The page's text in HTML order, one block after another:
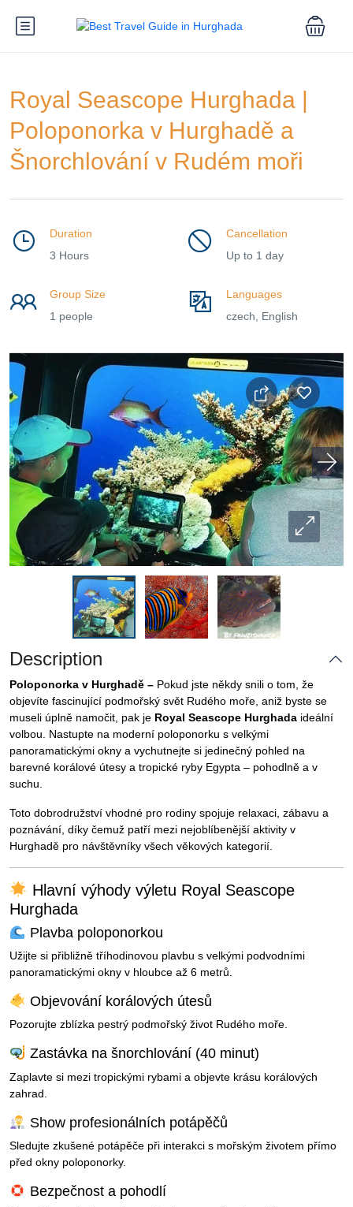
Royal Seascope Hurghada |
Poloponorka v Hurghadě a
Šnorchlování v Rudém moři
Duration
3 Hours
Cancellation
Up to 1 day
Group Size
1 people
Languages
czech, English
Description
Poloponorka v Hurghadě – Pokud jste někdy snili o tom, že
objevíte fascinující podmořský svět Rudého moře, aniž byste se
museli úplně namočit, pak je Royal Seascope Hurghada ideální
volbou. Nastupte na moderní poloponorku s velkými
panoramatickými okny a vychutnejte si jedinečný pohled na
barevné korálové útesy a tropické ryby Egypta – pohodlně a v
suchu.
Toto dobrodružství vhodné pro rodiny spojuje relaxaci, zábavu a
poznávání, díky čemuž patří mezi nejoblíbenější aktivity v
Hurghadě pro návštěvníky všech věkových kategorií.
Hlavní výhody výletu Royal Seascope
Hurghada
Plavba poloponorkou
Užijte si přibližně tříhodinovou plavbu s velkými podvodními
panoramatickými okny v hloubce až 6 metrů.
Objevování korálových útesů
Pozorujte zblízka pestrý podmořský život Rudého moře.
Zastávka na šnorchlování (40 minut)
Zaplavte si mezi tropickými rybami a objevte krásu korálových
zahrad.
Show profesionálních potápěčů
Sledujte zkušené potápěče při interakci s mořským životem přímo
před okny poloponorky.
Bezpečnost a pohodlí